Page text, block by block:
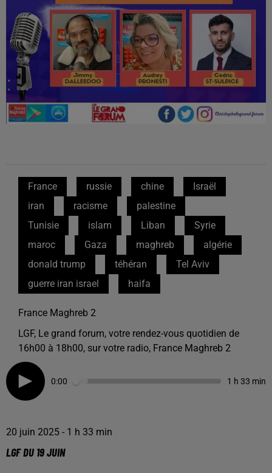
France russie chine
Israël
iran
racisme
palestine
Tunisie
islam Liban
Syrie
maroc
Gaza maghreb
algérie
donald trump
téhéran
Tel Aviv
guerre iran israel
haifa
France Maghreb 2
LGF, Le grand forum, votre rendez-vous quotidien de
16h00 à 18h00, sur votre radio, France Maghreb 2
0:00 1 h 33 min
20 juin 2025 - 1 h 33 min
LGF DU 19 JUIN